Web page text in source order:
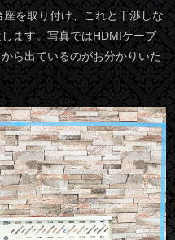
を取り付け、これと干渉しな
ます。写真ではHDMIケーブ
ら出ているのがお分かりいた